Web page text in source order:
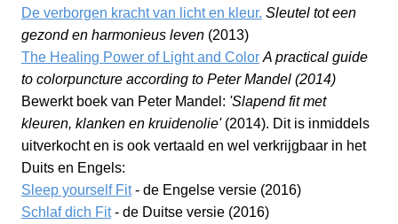
De verborgen kracht van licht en kleur. Sleutel tot een
gezond en harmonieus leven (2013)
The Healing Power of Light and Color A practical guide
to colorpuncture according to Peter Mandel (2014)
Bewerkt boek van Peter Mandel: 'Slapend fit met
kleuren, klanken en kruidenolie'(2014). Dit is inmiddels
uitverkocht en is ook vertaald en wel verkrijgbaar in het
Duits en Engels:
Sleep yourself Fit- de Engelse versie (2016)
Schlaf dich Fit- de Duitse versie (2016)